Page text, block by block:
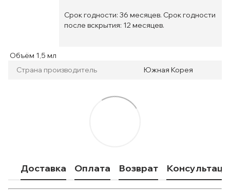
Срок годности: 36 месяцев. Срок годности
после вскрытия: 12 месяцев.
Объём 1,5 мл
Страна производитель
Южная Корея
Доставка Оплата Возврат